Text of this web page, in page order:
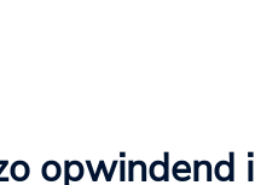
opwindend